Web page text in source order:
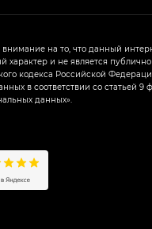
на то, что данный
характер и не является
кодекса Российской
в соответствии со статьей 9
данных».